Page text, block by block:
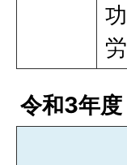
功
労
令和3年度